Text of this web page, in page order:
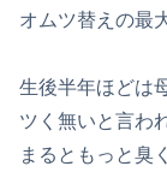
オムツ替えの最
生後半年ほどは
ツく無いと言わ
まるともっと臭